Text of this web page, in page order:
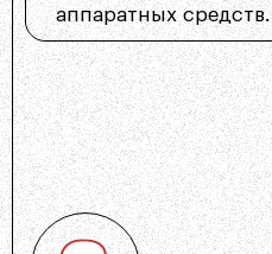
аппаратных средств.